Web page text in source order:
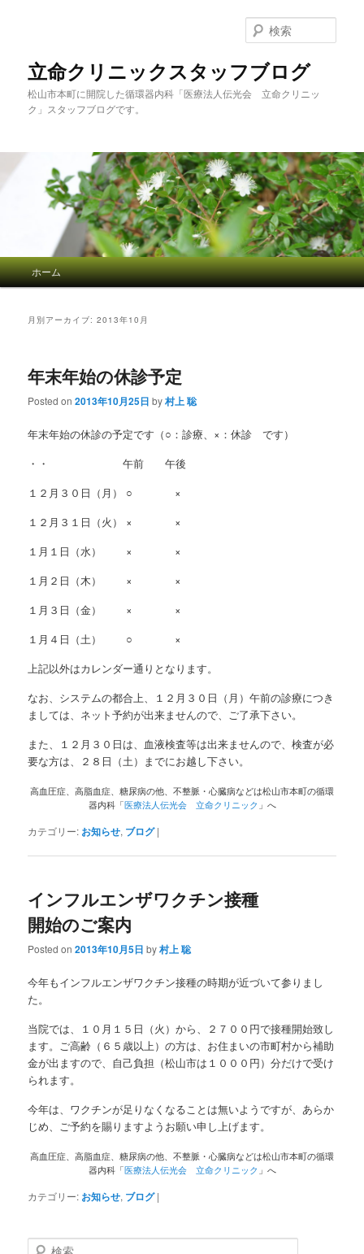
立命クリニックスタッフブログ
松山市本町に開院した循環器内科「医療法人伝光会 立命クリニッ
ク」スタッフブログです。
索
メインメニュー
メインコンテンツへ移動
サブコンテンツへ移動
ホーム
月別アーカイブ:2013年10月
年末年始の休診予定
Posted on2013年10月25日 by村上 聡
年末年始の休診の予定です（○：診療、×：休診 です）
・・ 午前 午後
１２月３０日（月） ○ ×
１２月３１日（火） × ×
１月１日（水） × ×
１月２日（木） × ×
１月３日（金） × ×
１月４日（土） ○ ×
上記以外はカレンダー通りとなります。
なお、システムの都合上、１２月３０日（月）午前の診療につき
ましては、ネット予約が出来ませんので、ご了承下さい。
また、１２月３０日は、血液検査等は出来ませんので、検査が必
要な方は、２８日（土）までにお越し下さい。
高血圧症、高脂血症、糖尿病の他、不整脈・心臓病などは松山市本町の循環
器内科「医療法人伝光会 立命クリニック 」へ
カテゴリー: お知らせ, ブログ |
インフルエンザワクチン接種
開始のご案内
Posted on2013年10月5日 by村上 聡
今年もインフルエンザワクチン接種の時期が近づいて参りまし
た。
当院では、１０月１５日（火）から、２７００円で接種開始致し
ます。ご高齢（６５歳以上）の方は、お住まいの市町村から補助
金が出ますので、自己負担（松山市は１０００円）分だけで受け
られます。
今年は、ワクチンが足りなくなることは無いようですが、あらか
じめ、ご予約を賜りますようお願い申し上げます。
高血圧症、高脂血症、糖尿病の他、不整脈・心臓病などは松山市本町の循環
器内科「医療法人伝光会 立命クリニック 」へ
カテゴリー: お知らせ, ブログ |
検索